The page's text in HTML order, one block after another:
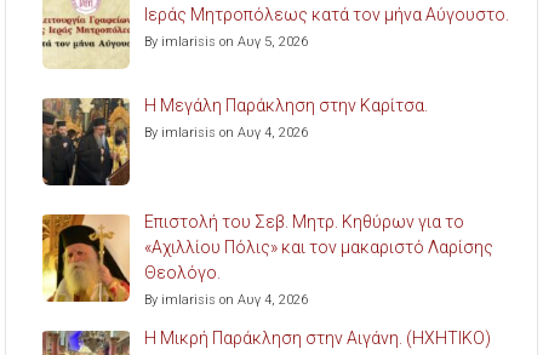
Ιεράς Μητροπόλεως κατά τον μήνα Αύγουστο.
By imlarisis on Αυγ 5, 2026
Η Μεγάλη Παράκληση στην Καρίτσα.
By imlarisis on Αυγ 4, 2026
Επιστολή του Σεβ. Μητρ. Κηθύρων για το
«Αχιλλίου Πόλις» και τον μακαριστό Λαρίσης
Θεολόγο.
By imlarisis on Αυγ 4, 2026
Η Μικρή Παράκληση στην Αιγάνη. (ΗΧΗΤΙΚΟ)